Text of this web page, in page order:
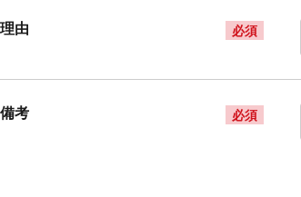
理由 必須
備考 必須